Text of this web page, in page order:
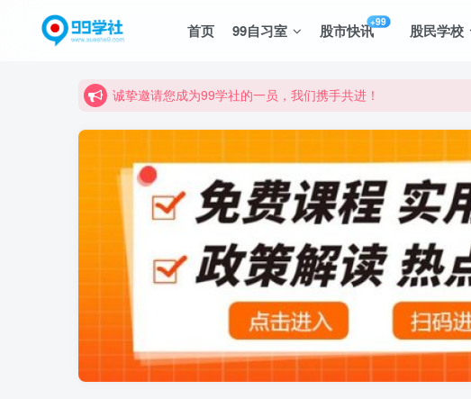
首页 99自习室 股市快讯+99 股民学校
诚挚邀请您成为99学社的一员，我们携手共进！
诚挚邀请您成为99学社的一员，我们携手共进！
学习路上不孤独，99学社与你同行！分享全网优质VIP资源，炒